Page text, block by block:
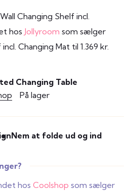
Changing Shelf incl.
hos Jollyroom som sælger
Changing Mat til 1.369 kr.
Changing Table
På lager
Nem at folde ud og ind
hos Coolshop som sælger